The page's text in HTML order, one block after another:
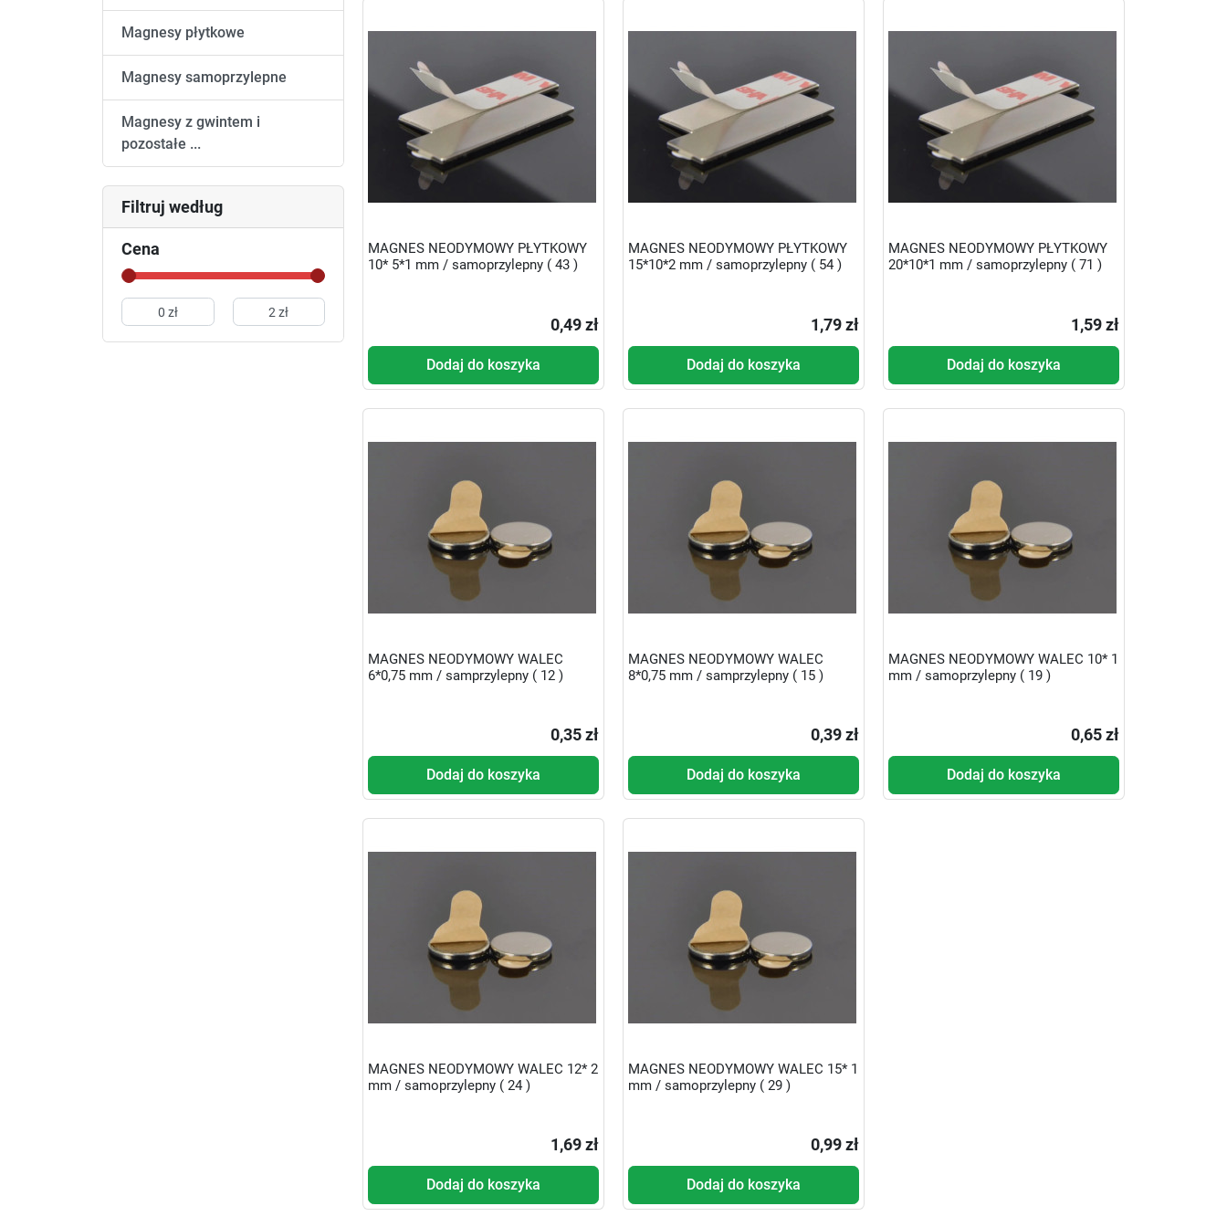
Magnesy płytkowe
Magnesy samoprzylepne
Magnesy z gwintem i
pozostałe ...
Filtruj według
Cena
MAGNES NEODYMOWY PŁYTKOWY
10* 5*1 mm / samoprzylepny ( 43 )
0,49 zł
Dodaj do koszyka
MAGNES NEODYMOWY PŁYTKOWY
15*10*2 mm / samoprzylepny ( 54 )
1,79 zł
Dodaj do koszyka
MAGNES NEODYMOWY PŁYTKOWY
20*10*1 mm / samoprzylepny ( 71 )
1,59 zł
Dodaj do koszyka
MAGNES NEODYMOWY WALEC
6*0,75 mm / samprzylepny ( 12 )
0,35 zł
Dodaj do koszyka
MAGNES NEODYMOWY WALEC
8*0,75 mm / samprzylepny ( 15 )
0,39 zł
Dodaj do koszyka
MAGNES NEODYMOWY WALEC 10* 1
mm / samoprzylepny ( 19 )
0,65 zł
Dodaj do koszyka
MAGNES NEODYMOWY WALEC 12* 2
mm / samoprzylepny ( 24 )
1,69 zł
Dodaj do koszyka
MAGNES NEODYMOWY WALEC 15* 1
mm / samoprzylepny ( 29 )
0,99 zł
Dodaj do koszyka